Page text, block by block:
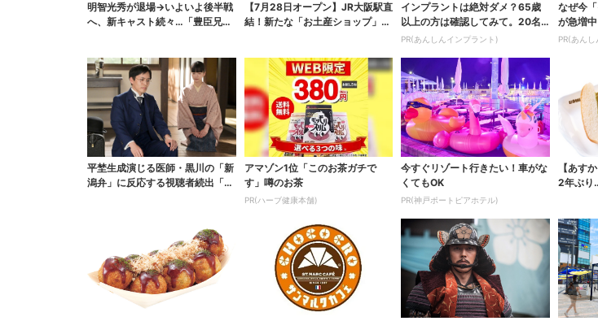
明智光秀が退場→いよいよ後半戦
へ、新キャスト続々…「豊臣兄
【7月28日オープン】JR大阪駅直
結！新たな「お土産ショップ」、
インプラントは絶対ダメ？65歳
以上の方は確認してみて。20名
の歯科医師監修のガイ...
PR(あんしんインプラント)
なぜ今
が急増
認。抜
PR(あん
平埜生成演じる医師・黒川の「新
潟弁」に反応する視聴者続出「グ
アマゾン1位「このお茶ガチで
す」噂のお茶
PR(ハーブ健康本舗)
今すぐリゾート行きたい！車がな
くてもOK
PR(神戸ポートピアホテル)
【あす
2年ぶり